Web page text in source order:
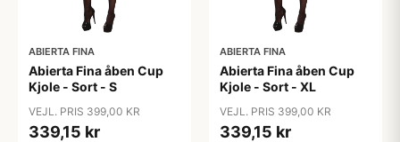
ABIERTA FINA
Abierta Fina åben Cup
Kjole - Sort - S
VEJL. PRIS 399,00 KR
339,15 kr
ABIERTA FINA
Abierta Fina åben Cup
Kjole - Sort - XL
VEJL. PRIS 399,00 KR
339,15 kr